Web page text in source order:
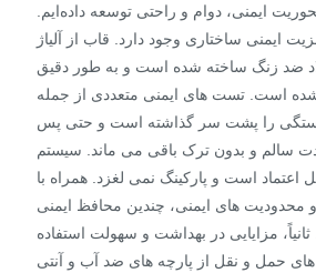
ایمنی، دوام و راحتی توسعه داده‌ایم.
ایمنی ساختاری وجود دارد. قاب از آلیاژ
ضد زنگ ساخته شده است و به طور دقیق
است. تست های ایمنی متعددی از جمله
را پشت سر گذاشته است و حتی پس
سالم و بدون ترک باقی می ماند. سیستم
است و پارکینگ نمی لغزد. همراه با
های ایمنی، چندین محافظ ایمنی
مزایایی در بهداشت و سهولت استفاده
حمل و نقل از پارچه های ضد آب و آنتی